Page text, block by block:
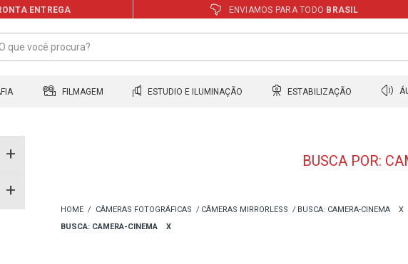
ENTREGA ENVIAMOS PARA TODO BRASIL
FILMAGEM ESTUDIO E ILUMINAÇÃO ESTABILIZAÇÃO
BUSCA POR:
CÂMERAS FOTOGRÁFICAS CÂMERAS MIRRORLESS BUSCA: CAMERA-CINEMA X
BUSCA: CAMERA-CINEMA
X